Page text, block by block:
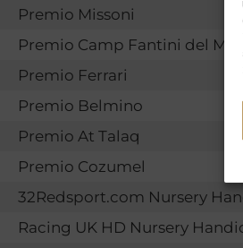
Premio Missoni
Premio Camp Fantini del
Premio Ferrari
Premio Belmino
Premio At Talaq
Premio Cozumel
32Redsport.com Nursery
Racing UK HD Nursery